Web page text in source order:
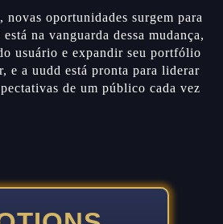
novas oportunidades surgem para
na vanguarda dessa mudança,
usuário e expandir seu portfólio
e a uudd está pronta para liderar
de um público cada vez